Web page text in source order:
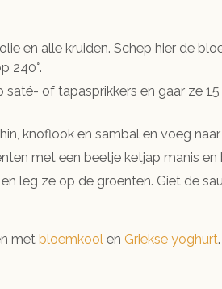
en alle kruiden. Schep hier de
240°.
of tapasprikkers en gaar ze
knoflook en sambal en voeg
met een beetje ketjap manis
leg ze op de groenten. Giet de
met bloemkool en Griekse yoghurt.